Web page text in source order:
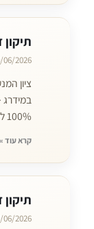
06/2026
100% לקוחות מרוצים הגעה תוך 20 עד 40
קרא עוד »
06/2026